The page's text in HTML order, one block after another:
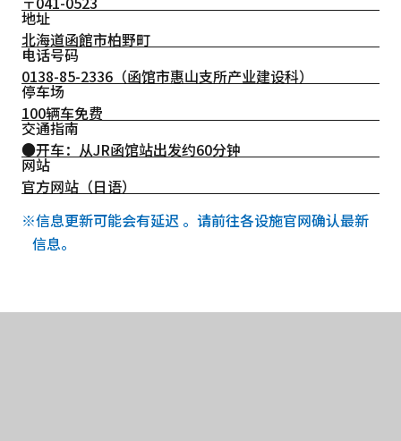
地址
北海道函館市柏野町
电话号码
0138-85-2336 （函馆市惠山支所产业建设科）
停车场
100辆车免费
交通指南
●开车：从JR函馆站出发约60分钟
网站
官方网站（日语）
※信息更新可能会有延迟 。请前往各设施官网确认最新
信息。